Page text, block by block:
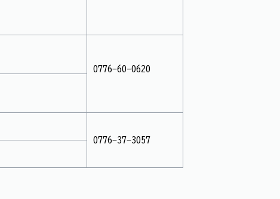
0776-60-0620
0776-37-3057